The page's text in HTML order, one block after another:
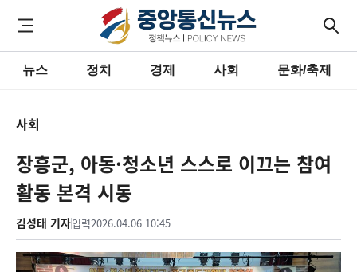
뉴스 정치 경제 사회 문화/축제
사회
장흥군, 아동·청소년 스스로 이끄는 참여
활동 본격 시동
김성태 기자입력2026.04.06 10:45